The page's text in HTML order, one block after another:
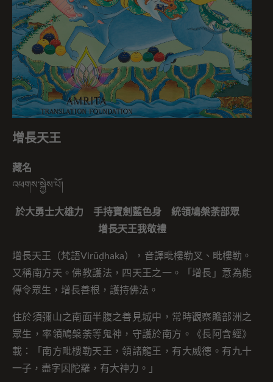
增長天王
藏名
འཕགས་སྐྱེས་པོ།
於大勇士大雄力 手持寶劍藍色身 統領鳩槃荼部眾
增長天王我敬禮
增長天王（梵語Virūḍhaka），音譯毗樓勒叉、毗樓勒。
又稱南方天。佛教護法，四天王之一。「增長」意為能
傳令眾生，增長善根，護持佛法。
住於須彌山之南面半腹之善見城中，常時觀察贍部洲之
眾生，率領鳩槃荼等鬼神，守護於南方。《長阿含經》
載：「南方毗樓勒天王，領諸龍王，有大威德。有九十
一子，盡字因陀羅，有大神力。」